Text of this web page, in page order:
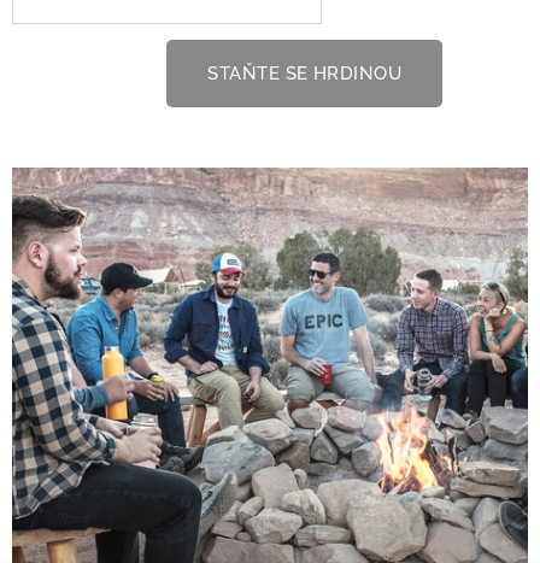
STAŇTE SE HRDINOU